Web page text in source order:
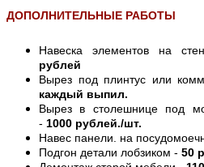
ДОПОЛНИТЕЛЬНЫЕ РАБОТЫ
Навеска элементов на
рублей
Вырез под плинтус или
каждый выпил.
Вырез в столешнице под
- 1000 рублей./шт.
Навес панели. на
Подгон детали лобзиком - 50